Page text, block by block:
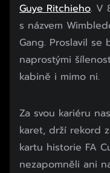
Guye Ritchieho. V
s názvem
Gang. Proslavil se
naprostými
kabině i mimo ni.
Za svou kariéru
karet, drží rekord
kartu historie FA
nezapomněli ani